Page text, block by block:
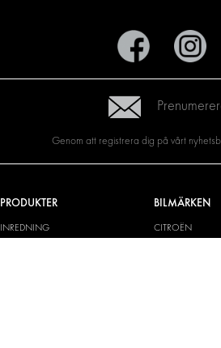
Genom att registrera dig på vårt
PRODUKTER
INREDNING
BILMÄRKEN
CITROËN